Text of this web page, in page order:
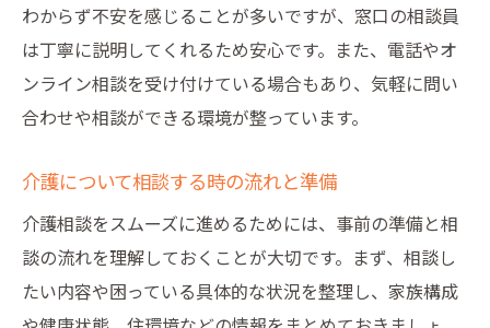
わからず不安を感じることが多いですが、窓口の相談員
は丁寧に説明してくれるため安心です。また、電話やオ
ンライン相談を受け付けている場合もあり、気軽に問い
合わせや相談ができる環境が整っています。
介護について相談する時の流れと準備
介護相談をスムーズに進めるためには、事前の準備と相
談の流れを理解しておくことが大切です。まず、相談し
たい内容や困っている具体的な状況を整理し、家族構成